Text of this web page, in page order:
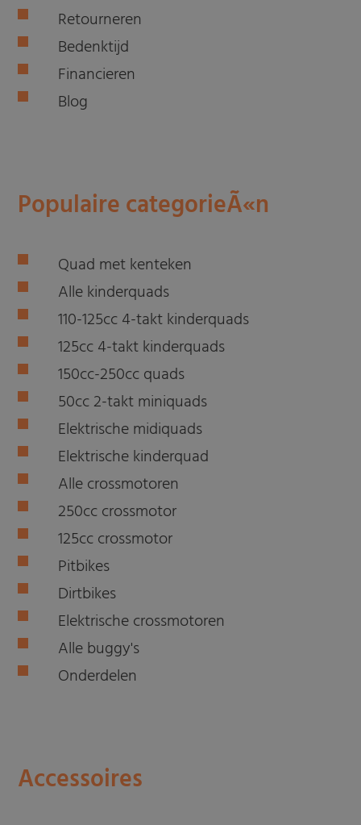
Retourneren
Bedenktijd
Financieren
Blog
Populaire categorieÃ«n
Quad met kenteken
Alle kinderquads
110-125cc 4-takt kinderquads
125cc 4-takt kinderquads
150cc-250cc quads
50cc 2-takt miniquads
Elektrische midiquads
Elektrische kinderquad
Alle crossmotoren
250cc crossmotor
125cc crossmotor
Pitbikes
Dirtbikes
Elektrische crossmotoren
Alle buggy's
Onderdelen
Accessoires